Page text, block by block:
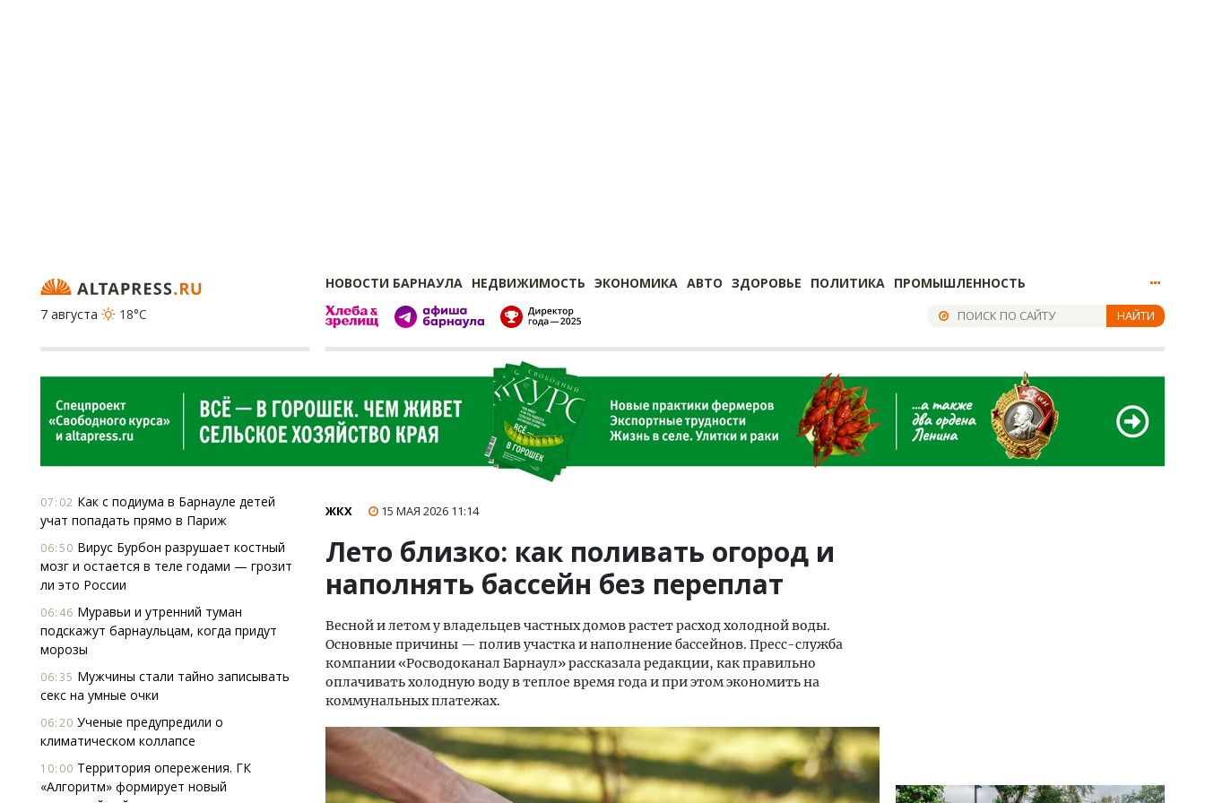
НОВОСТИ БАРНАУЛА НЕДВИЖИМОСТЬ ЭКОНОМИКА АВТО ЗДОРОВЬЕ ПОЛИТИКА ПРОМЫШЛЕННОСТЬ
7 августа
18°C НАЙТИ
07:02 Как с подиума в Барнауле детей
учат попадать прямо в Париж
06:50 Вирус Бурбон разрушает костный
мозг и остается в теле годами — грозит
ли это России
06:46 Муравьи и утренний туман
подскажут барнаульцам, когда придут
морозы
06:35 Мужчины стали тайно записывать
секс на умные очки
06:20 Ученые предупредили о
климатическом коллапсе
10:00 Территория опережения. ГК
«Алгоритм» формирует новый
ЖКХ 15 МАЯ 2026 11:14
Лето близко: как поливать огород и
наполнять бассейн без переплат
Весной и летом у владельцев частных домов растет расход холодной воды.
Основные причины — полив участка и наполнение бассейнов. Пресс-служба
компании «Росводоканал Барнаул» рассказала редакции, как правильно
оплачивать холодную воду в теплое время года и при этом экономить на
коммунальных платежах.